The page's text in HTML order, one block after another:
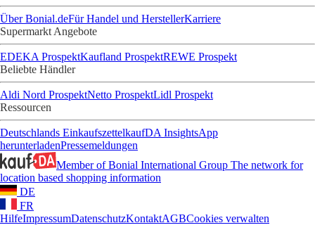
Über Bonial.deFür Handel und HerstellerKarriere
Supermarkt Angebote
EDEKA ProspektKaufland ProspektREWE Prospekt
Beliebte Händler
Aldi Nord ProspektNetto ProspektLidl Prospekt
Ressourcen
Deutschlands EinkaufszettelkaufDA InsightsApp
herunterladenPressemeldungen
Member of Bonial International Group The network for
location based shopping information
DE
FR
HilfeImpressumDatenschutzKontaktAGBCookies verwalten